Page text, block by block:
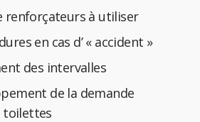
renforçateurs à utiliser
en cas d’ « accident »
des intervalles
de la demande
toilettes